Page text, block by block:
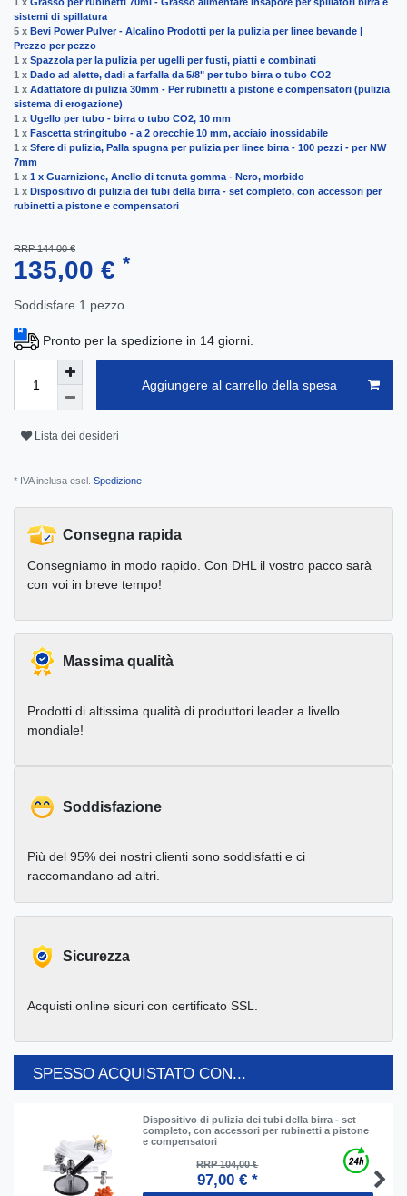
sistemi di spillatura
5 x Bevi Power Pulver - Alcalino Prodotti per la pulizia per linee bevande |
Prezzo per pezzo
1 x Spazzola per la pulizia per ugelli per fusti, piatti e combinati
1 x Dado ad alette, dadi a farfalla da 5/8" per tubo birra o tubo CO2
1 x Adattatore di pulizia 30mm - Per rubinetti a pistone e compensatori (pulizia
sistema di erogazione)
1 x Ugello per tubo - birra o tubo CO2, 10 mm
1 x Fascetta stringitubo - a 2 orecchie 10 mm, acciaio inossidabile
1 x Sfere di pulizia, Palla spugna per pulizia per linee birra - 100 pezzi - per NW
7mm
1 x 1 x Guarnizione, Anello di tenuta gomma - Nero, morbido
1 x Dispositivo di pulizia dei tubi della birra - set completo, con accessori per
rubinetti a pistone e compensatori
RRP 144,00 €
135,00 € *
Soddisfare 1 pezzo
Pronto per la spedizione in 14 giorni.
Aggiungere al carrello della spesa
Lista dei desideri
* IVA inclusa escl. Spedizione
Consegna rapida
Consegniamo in modo rapido. Con DHL il vostro pacco sarà
con voi in breve tempo!
Massima qualità
Prodotti di altissima qualità di produttori leader a livello
mondiale!
Soddisfazione
Più del 95% dei nostri clienti sono soddisfatti e ci
raccomandano ad altri.
Sicurezza
Acquisti online sicuri con certificato SSL.
SPESSO ACQUISTATO CON...
Dispositivo di pulizia dei tubi della birra - set
completo, con accessori per rubinetti a pistone
e compensatori
RRP 104,00 €
97,00 € *